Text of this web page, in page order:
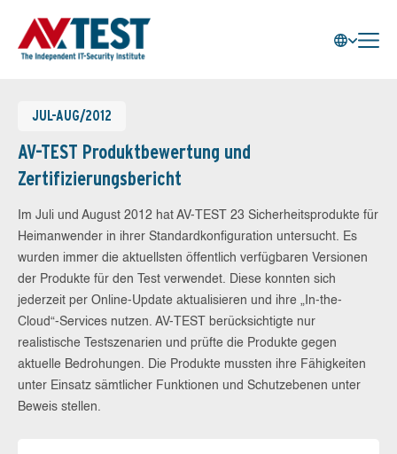
JUL-AUG/2012
AV-TEST Produktbewertung und
Zertifizierungsbericht
Im Juli und August 2012 hat AV-TEST 23 Sicherheitsprodukte für
Heimanwender in ihrer Standardkonfiguration untersucht. Es
wurden immer die aktuellsten öffentlich verfügbaren Versionen
der Produkte für den Test verwendet. Diese konnten sich
jederzeit per Online-Update aktualisieren und ihre „In-the-
Cloud“-Services nutzen. AV-TEST berücksichtigte nur
realistische Testszenarien und prüfte die Produkte gegen
aktuelle Bedrohungen. Die Produkte mussten ihre Fähigkeiten
unter Einsatz sämtlicher Funktionen und Schutzebenen unter
Beweis stellen.